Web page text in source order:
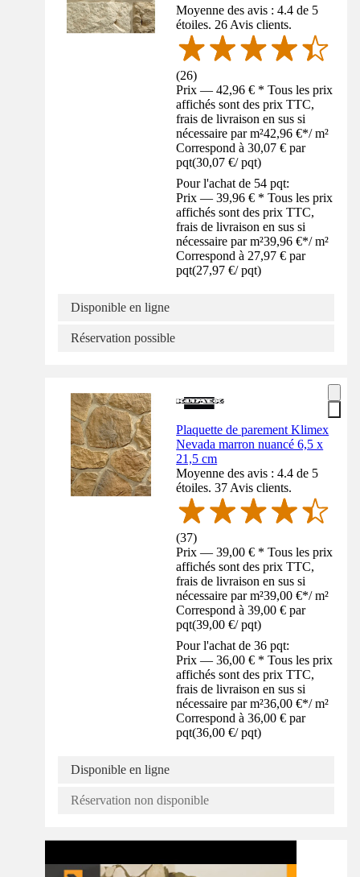
Moyenne des avis : 4.4 de 5
étoiles. 26 Avis clients.
(26)
Prix — 42,96 € * Tous les prix
affichés sont des prix TTC,
frais de livraison en sus si
nécessaire par m²42,96 €*/ m²
Correspond à 30,07 € par
pqt(30,07 €/ pqt)
Pour l'achat de 54 pqt:
Prix — 39,96 € * Tous les prix
affichés sont des prix TTC,
frais de livraison en sus si
nécessaire par m²39,96 €*/ m²
Correspond à 27,97 € par
pqt(27,97 €/ pqt)
Disponible en ligne
Réservation possible
Plaquette de parement Klimex
Nevada marron nuancé 6,5 x
21,5 cm
Moyenne des avis : 4.4 de 5
étoiles. 37 Avis clients.
(37)
Prix — 39,00 € * Tous les prix
affichés sont des prix TTC,
frais de livraison en sus si
nécessaire par m²39,00 €*/ m²
Correspond à 39,00 € par
pqt(39,00 €/ pqt)
Pour l'achat de 36 pqt:
Prix — 36,00 € * Tous les prix
affichés sont des prix TTC,
frais de livraison en sus si
nécessaire par m²36,00 €*/ m²
Correspond à 36,00 € par
pqt(36,00 €/ pqt)
Disponible en ligne
Réservation non disponible